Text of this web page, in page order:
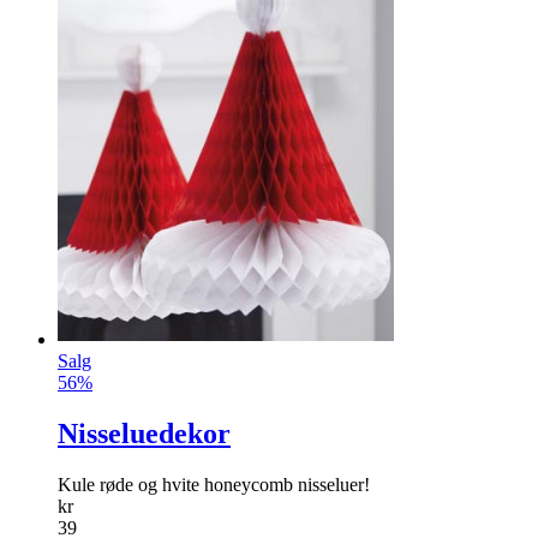
Salg
56%
Nisseluedekor
Kule røde og hvite honeycomb nisseluer!
kr
39